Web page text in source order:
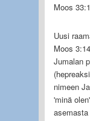
Moos
Uusi
Moos
Jumalan
nimeen
'minä